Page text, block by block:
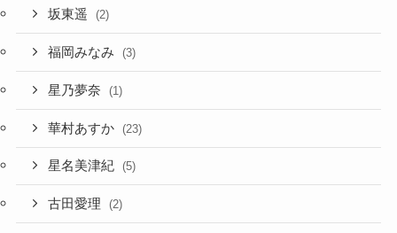
坂東遥 (2)
福岡みなみ (3)
星乃夢奈 (1)
華村あすか (23)
星名美津紀 (5)
古田愛理 (2)